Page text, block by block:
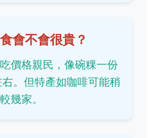
會不會很貴？
價格親民，像碗粿一份
。但特產如咖啡可能稍
幾家。